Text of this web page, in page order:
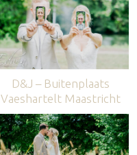
D&J – Buitenplaats
Vaeshartelt Maastricht